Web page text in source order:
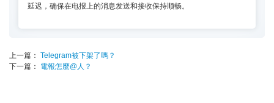
延迟，确保在电报上的消息发送和接收保持顺畅。
上一篇： Telegram被下架了嗎？
下一篇：
電報怎麼@人？